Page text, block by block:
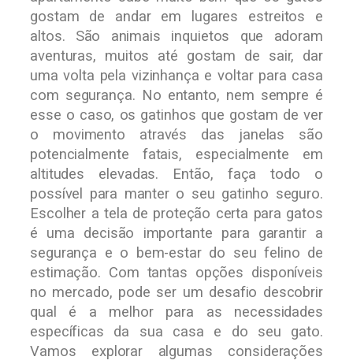
gostam de andar em lugares estreitos e
altos. São animais inquietos que adoram
aventuras, muitos até gostam de sair, dar
uma volta pela vizinhança e voltar para casa
com segurança. No entanto, nem sempre é
esse o caso, os gatinhos que gostam de ver
o movimento através das janelas são
potencialmente fatais, especialmente em
altitudes elevadas. Então, faça todo o
possível para manter o seu gatinho seguro.
Escolher a tela de proteção certa para gatos
é uma decisão importante para garantir a
segurança e o bem-estar do seu felino de
estimação. Com tantas opções disponíveis
no mercado, pode ser um desafio descobrir
qual é a melhor para as necessidades
específicas da sua casa e do seu gato.
Vamos explorar algumas considerações